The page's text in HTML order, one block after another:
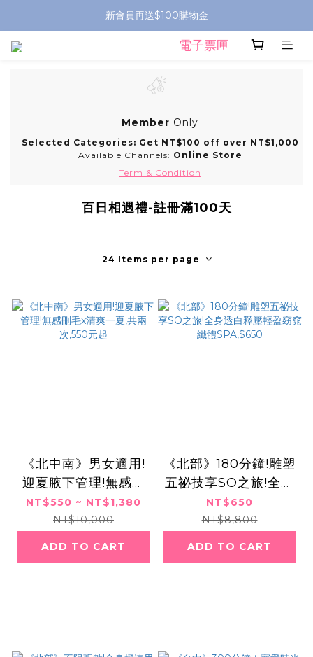
新會員再送$100購物金
電子票匣
Member Only
Selected Categories: Get NT$100 off over NT$1,000
Available Channels: Online Store
Term & Condition
百日相遇禮-註冊滿100天
24 Items per page
《北中南》男女適用!
迎夏腋下管理!無感刪
毛x清爽一夏,共兩次,5
50元起
NT$550 ~ NT$1,380
NT$10,000
ADD TO CART
《北部》180分鐘!雕塑
五祕技享SO之旅!全身
透白釋壓輕盈窈窕纖體
SPA,$650
NT$650
NT$8,800
ADD TO CART